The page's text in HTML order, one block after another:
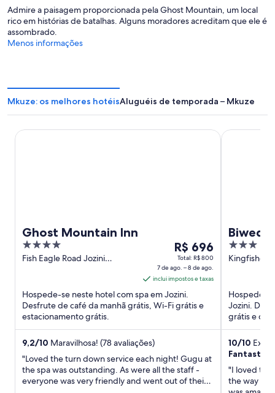
Admire a paisagem proporcionada pela Ghost Mountain, um local
rico em histórias de batalhas. Alguns moradores acreditam que ele é
assombrado.
Menos informações
Mkuze: os melhores hotéisAluguéis de temporada – Mkuze
Ghost Mountain Inn
4
out
Fish Eagle Road Jozini
O
preço
é
de
R$ 696
por
estadia
de
7
R$ 696
Total: R$ 800
7 de ago. – 8 de ago.
inclui impostos e taxas
Hospede-se neste hotel com spa em Jozini.
Desfrute de café da manhã grátis, Wi-Fi grátis e
estacionamento grátis.
9,2/10 Maravilhosa! (78 avaliações)
"Loved the turn down service each night! Gugu at
the spa was outstanding. As were all the staff -
everyone was very friendly and went out of their
Ghost Mountain Inn
Biweda
3
out
Kingfisher
Hospede-
Jozini.
grátis e
10/10
Fantastic
"I loved
the way to
Biweda